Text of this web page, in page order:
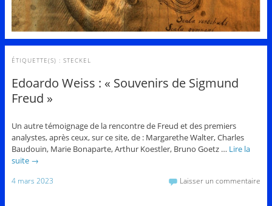
ÉTIQUETTE(S) : STECKEL
Edoardo Weiss : « Souvenirs de Sigmund
Freud »
Un autre témoignage de la rencontre de Freud et des premiers
analystes, après ceux, sur ce site, de : Margarethe Walter, Charles
Baudouin, Marie Bonaparte, Arthur Koestler, Bruno Goetz … Lire la
suite →
4 mars 2023 Laisser un commentaire